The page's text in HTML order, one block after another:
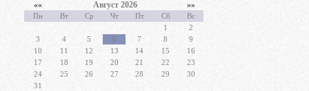
«« Август 2026 »»
Пн Вт Ср Чт Пт Сб
Вс
1
2
3
4 5 6 7 8
9
10
11 12 13 14 15
16
17
18 19 20 21 22
23
24
25 26 27 28 29
30
31